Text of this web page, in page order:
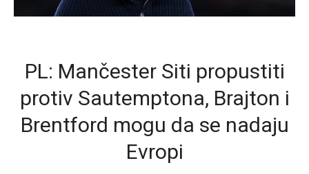
PL: Mančester Siti propustiti
protiv Sautemptona, Brajton i
Brentford mogu da se nadaju
Evropi